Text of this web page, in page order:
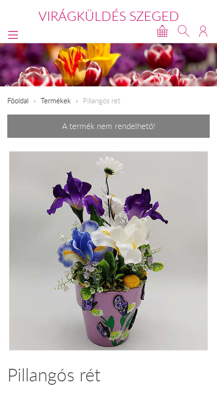
VIRÁGKÜLDÉS SZEGED
Főoldal Termékek Pillangós rét
A termék nem rendelhető!
Pillangós rét